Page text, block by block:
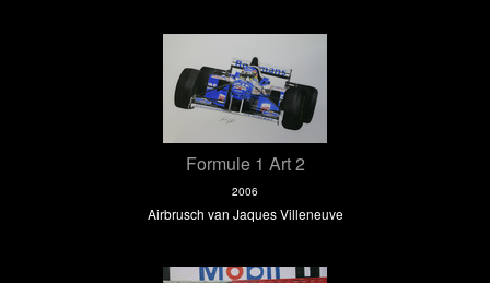
Formule 1 Art 2
2006
Airbrusch van Jaques Villeneuve